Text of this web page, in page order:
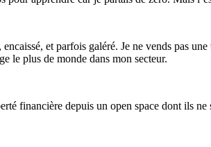
et parfois galéré. Je ne vends pas
le plus de monde dans mon secteur.
financière depuis un open space dont ils ne